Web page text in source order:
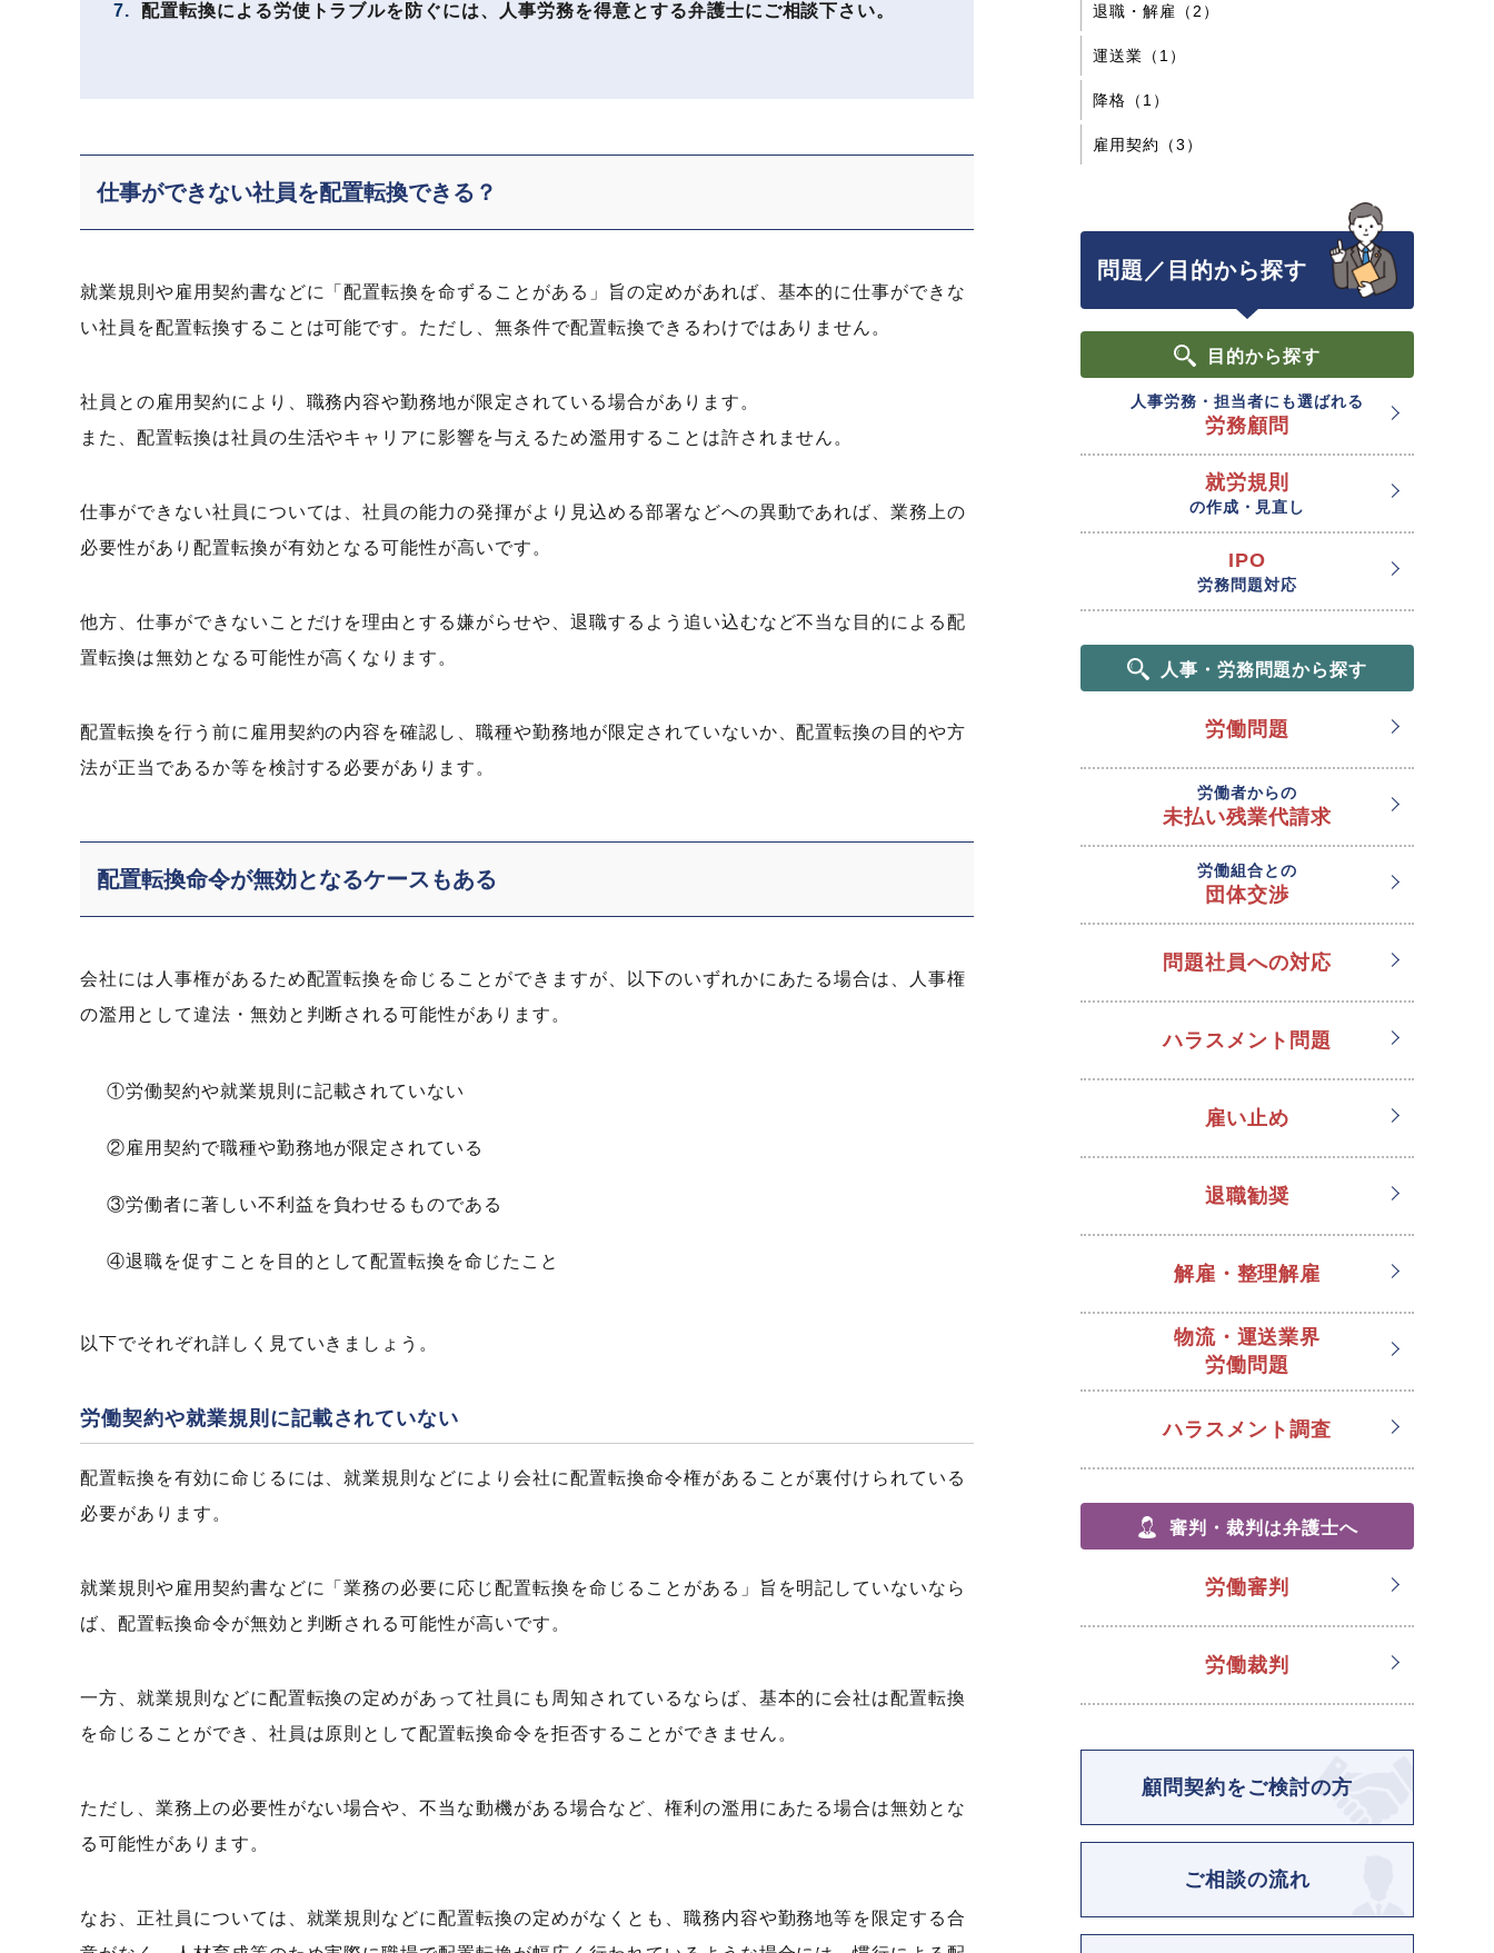
7.
配置転換による労使トラブルを防ぐには、人事労務を得意とする弁護士にご相談下さい。
仕事ができない社員を配置転換できる？
就業規則や雇用契約書などに「配置転換を命ずることがある」旨の定めがあれば、基本的に仕事ができな
い社員を配置転換することは可能です。ただし、無条件で配置転換できるわけではありません。
社員との雇用契約により、職務内容や勤務地が限定されている場合があります。
また、配置転換は社員の生活やキャリアに影響を与えるため濫用することは許されません。
仕事ができない社員については、社員の能力の発揮がより見込める部署などへの異動であれば、業務上の
必要性があり配置転換が有効となる可能性が高いです。
他方、仕事ができないことだけを理由とする嫌がらせや、退職するよう追い込むなど不当な目的による配
置転換は無効となる可能性が高くなります。
配置転換を行う前に雇用契約の内容を確認し、職種や勤務地が限定されていないか、配置転換の目的や方
法が正当であるか等を検討する必要があります。
配置転換命令が無効となるケースもある
会社には人事権があるため配置転換を命じることができますが、以下のいずれかにあたる場合は、人事権
の濫用として違法・無効と判断される可能性があります。
①労働契約や就業規則に記載されていない
②雇用契約で職種や勤務地が限定されている
③労働者に著しい不利益を負わせるものである
④退職を促すことを目的として配置転換を命じたこと
以下でそれぞれ詳しく見ていきましょう。
労働契約や就業規則に記載されていない
配置転換を有効に命じるには、就業規則などにより会社に配置転換命令権があることが裏付けられている
必要があります。
就業規則や雇用契約書などに「業務の必要に応じ配置転換を命じることがある」旨を明記していないなら
ば、配置転換命令が無効と判断される可能性が高いです。
一方、就業規則などに配置転換の定めがあって社員にも周知されているならば、基本的に会社は配置転換
を命じることができ、社員は原則として配置転換命令を拒否することができません。
ただし、業務上の必要性がない場合や、不当な動機がある場合など、権利の濫用にあたる場合は無効とな
る可能性があります。
なお、正社員については、就業規則などに配置転換の定めがなくとも、職務内容や勤務地等を限定する合
退職・解雇（2）
運送業（1）
降格（1）
雇用契約（3）
問題／目的から探す
目的から探す
人事労務・担当者にも選ばれる
労務顧問
就労規則
の作成・見直し
IPO
労務問題対応
人事・労務問題から探す
労働問題
労働者からの
未払い残業代請求
労働組合との
団体交渉
問題社員への対応
ハラスメント問題
雇い止め
退職勧奨
解雇・整理解雇
物流・運送業界
労働問題
ハラスメント調査
審判・裁判は弁護士へ
労働審判
労働裁判
顧問契約をご検討の方
ご相談の流れ